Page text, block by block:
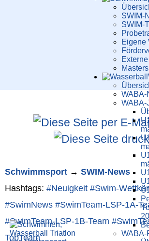
SWIM-
SWIM-
Eigene
Masters
WABA-
WABA-
WABA-
Schwimm­sport → SWIM-News
Hashtags: #Neuigkeit #Swim-
#SwimNews #SwimTeam-LSP-1A-
#SwimTeam-LSP-1B-Team
TopTeam